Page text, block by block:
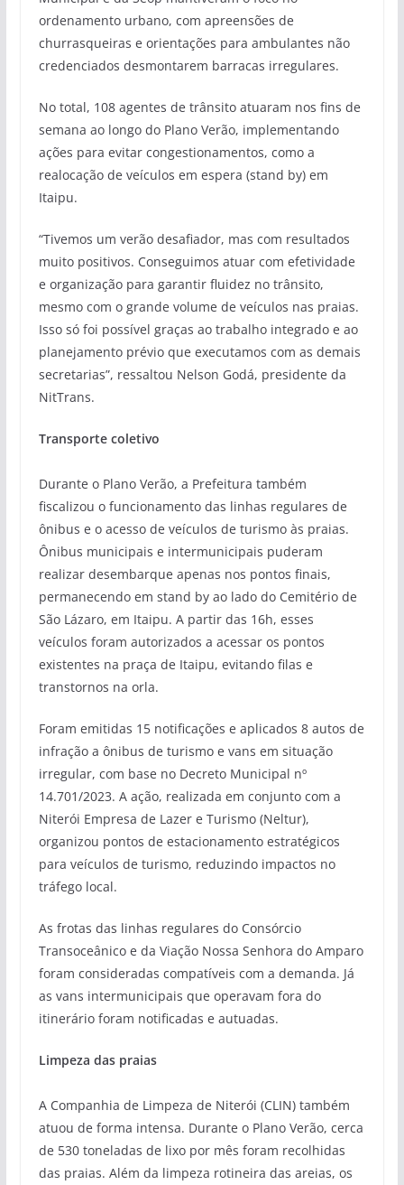
ordenamento urbano, com apreensões de
churrasqueiras e orientações para ambulantes não
credenciados desmontarem barracas irregulares.
No total, 108 agentes de trânsito atuaram nos fins de
semana ao longo do Plano Verão, implementando
ações para evitar congestionamentos, como a
realocação de veículos em espera (stand by) em
Itaipu.
“Tivemos um verão desafiador, mas com resultados
muito positivos. Conseguimos atuar com efetividade
e organização para garantir fluidez no trânsito,
mesmo com o grande volume de veículos nas praias.
Isso só foi possível graças ao trabalho integrado e ao
planejamento prévio que executamos com as demais
secretarias”, ressaltou Nelson Godá, presidente da
NitTrans.
Transporte coletivo
Durante o Plano Verão, a Prefeitura também
fiscalizou o funcionamento das linhas regulares de
ônibus e o acesso de veículos de turismo às praias.
Ônibus municipais e intermunicipais puderam
realizar desembarque apenas nos pontos finais,
permanecendo em stand by ao lado do Cemitério de
São Lázaro, em Itaipu. A partir das 16h, esses
veículos foram autorizados a acessar os pontos
existentes na praça de Itaipu, evitando filas e
transtornos na orla.
Foram emitidas 15 notificações e aplicados 8 autos de
infração a ônibus de turismo e vans em situação
irregular, com base no Decreto Municipal nº
14.701/2023. A ação, realizada em conjunto com a
Niterói Empresa de Lazer e Turismo (Neltur),
organizou pontos de estacionamento estratégicos
para veículos de turismo, reduzindo impactos no
tráfego local.
As frotas das linhas regulares do Consórcio
Transoceânico e da Viação Nossa Senhora do Amparo
foram consideradas compatíveis com a demanda. Já
as vans intermunicipais que operavam fora do
itinerário foram notificadas e autuadas.
Limpeza das praias
A Companhia de Limpeza de Niterói (CLIN) também
atuou de forma intensa. Durante o Plano Verão, cerca
de 530 toneladas de lixo por mês foram recolhidas
das praias. Além da limpeza rotineira das areias, os